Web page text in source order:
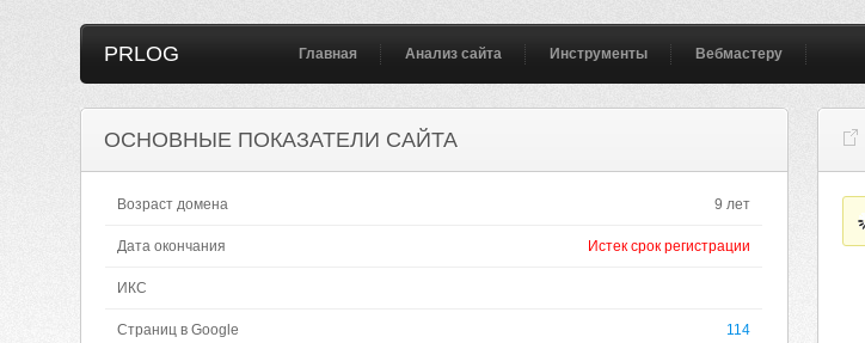
PRLOG Главная Анализ сайта Инструменты Вебмастеру
ОСНОВНЫЕ ПОКАЗАТЕЛИ САЙТА
Возраст домена 9 лет
Дата окончания Истек срок регистрации
ИКС
Страниц в Google 114